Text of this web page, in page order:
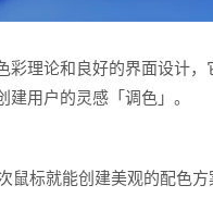
彩理论和良好的界面设计
建用户的灵感「调色」。
鼠标就能创建美观的配色